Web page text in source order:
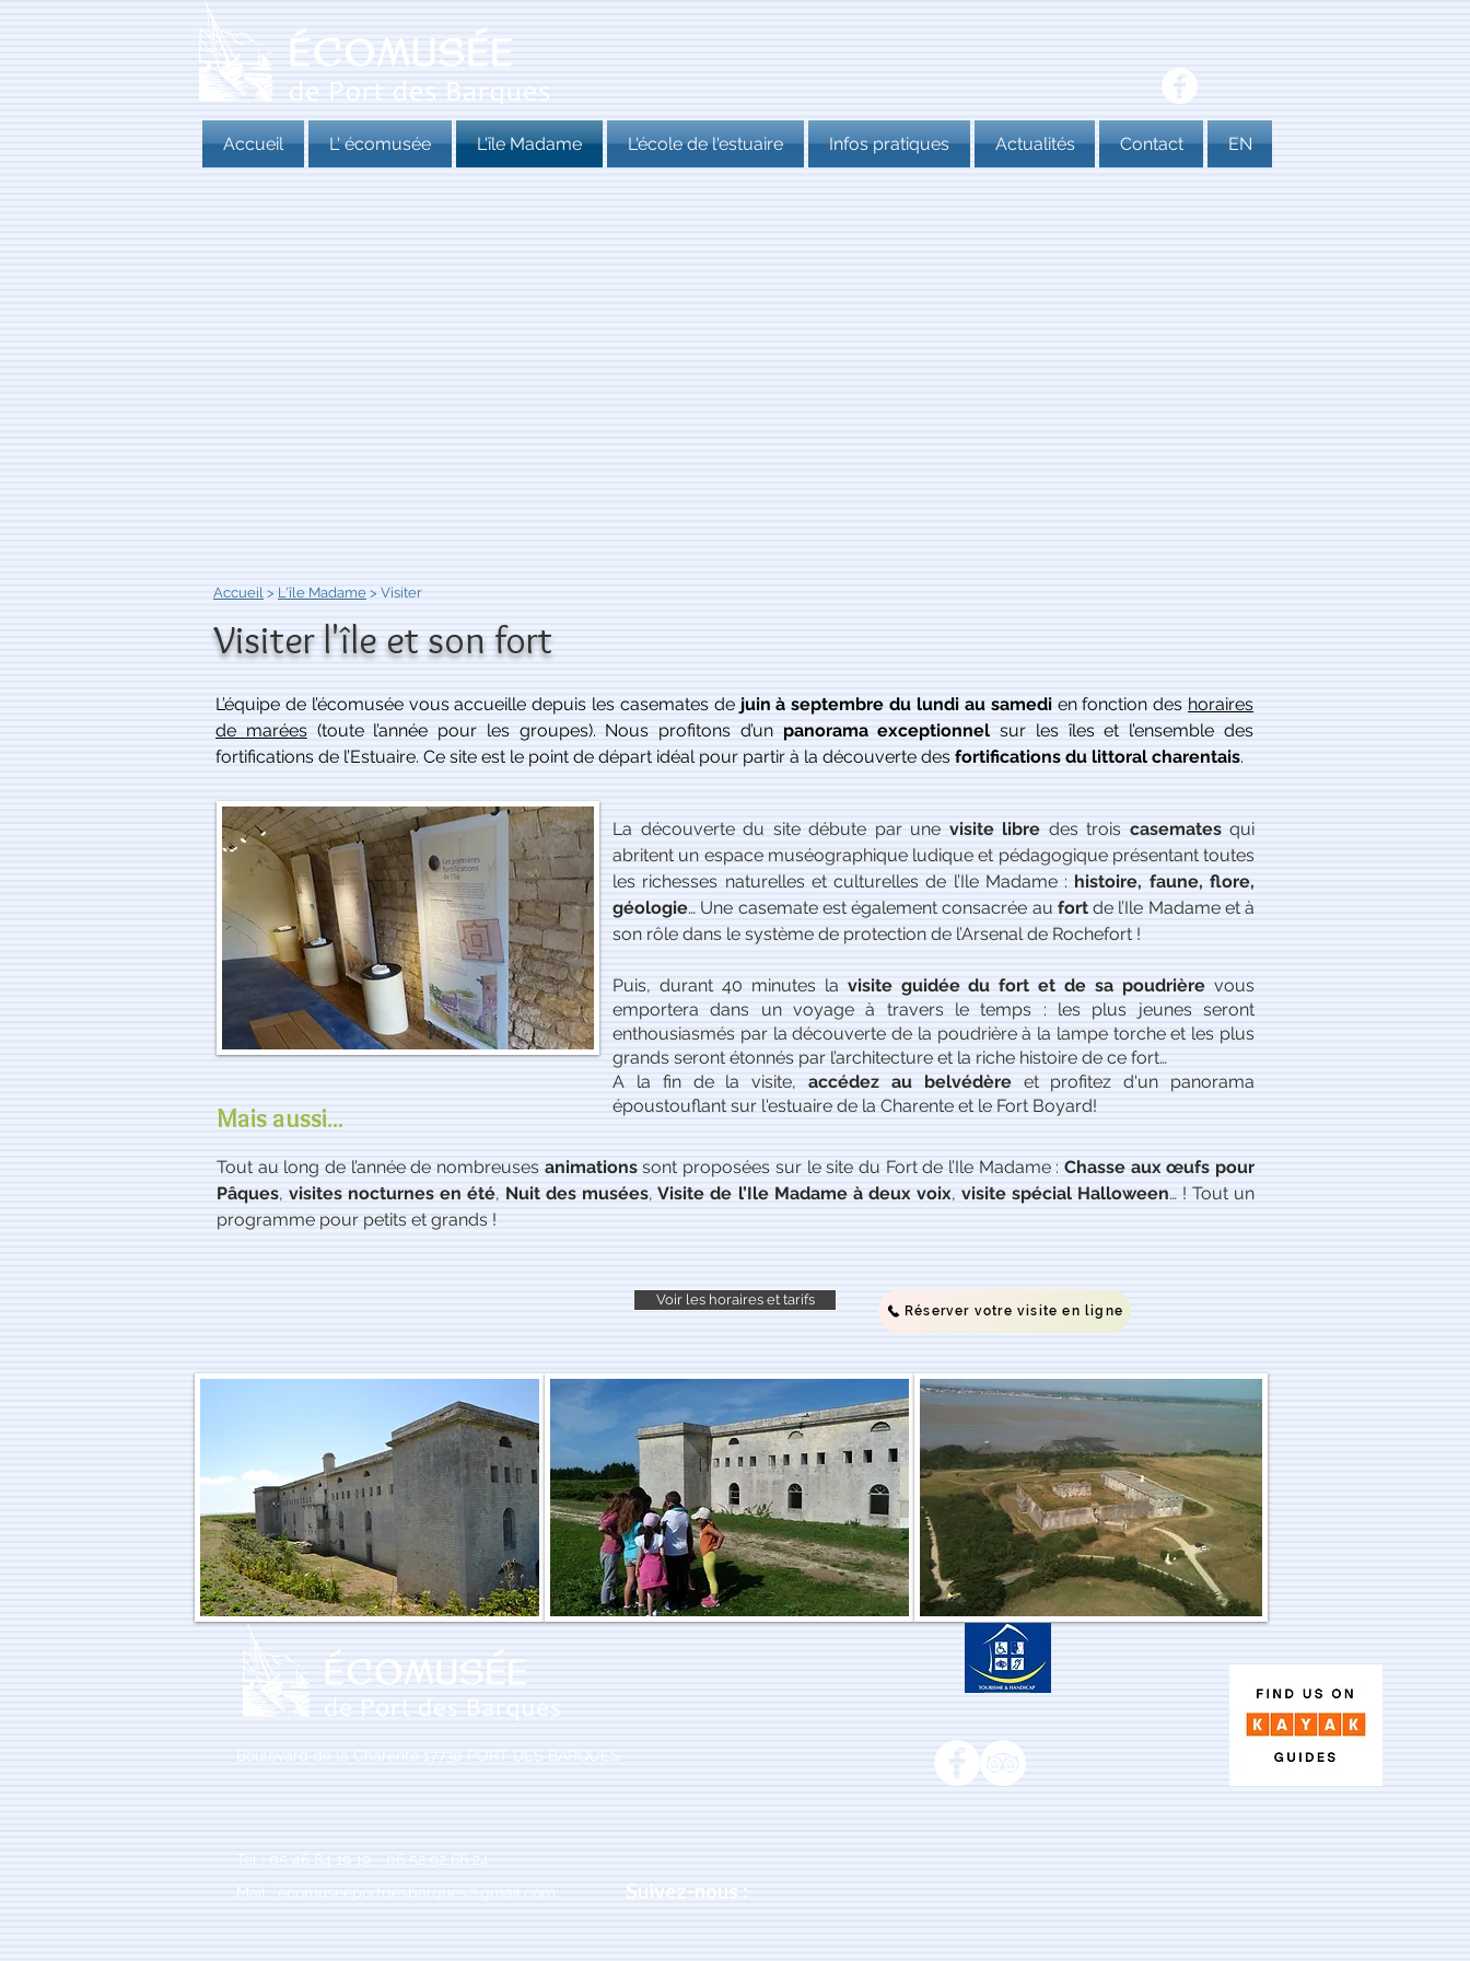
Accueil L' écomusée L'île Madame L'école de l'estuaire Infos pratiques Actualités Contact EN
Accueil > L'île Madame > Visiter
Visiter l'île et son fort
L’équipe de l’écomusée vous accueille depuis les casemates dejuin à septembre du lundi au samedi en fonction des horaires
de marées(toute l’année pour les groupes). Nous profitons d’un panorama exceptionnel sur les îles et l’ensemble des
fortifications de l’Estuaire. Ce site est le point de départ idéal pour partir à la découverte des fortifications du littoral charentais.
La découverte du site débute par une visite libre des trois casematesqui
abritent un espace muséographique ludique et pédagogique présentant toutes
les richesses naturelles et culturelles de l’Ile Madame : histoire, faune, flore,
géologie… Une casemate est également consacrée au fortde l’Ile Madame et à
son rôle dans le système de protection de l’Arsenal de Rochefort !
Puis, durant 40 minutes la visite guidée du fort et de sa poudrière vous
emportera dans un voyage à travers le temps : les plus jeunes seront
enthousiasmés par la découverte de la poudrière à la lampe torche et les plus
grands seront étonnés par l’architecture et la riche histoire de ce fort…
A la fin de la visite, accédez au belvédèreet profitez d'un panorama
époustouflant sur l'estuaire de la Charente et le Fort Boyard!
Tout au long de l’année de nombreuses animationssont proposées sur le site du Fort de l’Ile Madame : Chasse aux œufs pour
Pâques,visites nocturnes en été, Nuit des musées, Visite de l’Ile Madame à deux voix, visite spécial Halloween… ! Tout un
programme pour petits et grands !
Mais aussi...
Voir les horaires et tarifs
Réserver votre visite en ligne
Suivez-nous :
Boulevard de la Charente 17730 PORT DES BARQUES
Tél : 05 46 84 19 19 - 06 52 92 66 24
Mail : ecomuseeportdesbarques@gmail.com